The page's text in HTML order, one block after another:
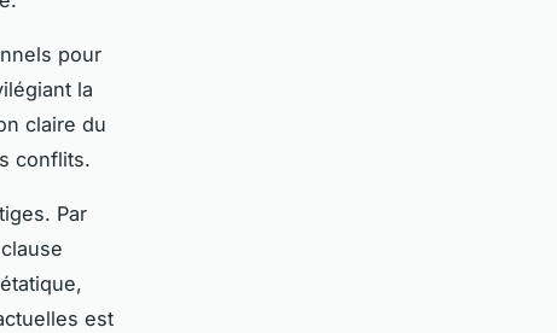
pour
la
claire du
conflits.
Par
est